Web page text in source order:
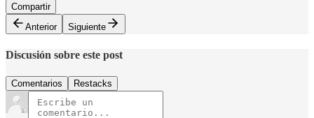
Compartir
Anterior
Siguiente
Discusión sobre este post
Comentarios Restacks